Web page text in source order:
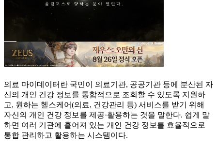
의료 마이데이터란 국민이 의료기관, 공공기관 등에 분산된 자
신의 개인 건강 정보를 통합적으로 조회할 수 있도록 지원하
고, 원하는 헬스케어(의료, 건강관리 등) 서비스를 받기 위해
자신의 개인 건강 정보를 제공·활용하는 것을 말한다. 쉽게 말
하면 여러 기관에 흩어져 있는 개인 건강 정보를 효율적으로
통합 관리하고 활용하는 시스템이다.